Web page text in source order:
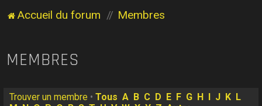
Accueil du forum Membres
MEMBRES
Trouver un membre •Tous A B C D E F G H J K L